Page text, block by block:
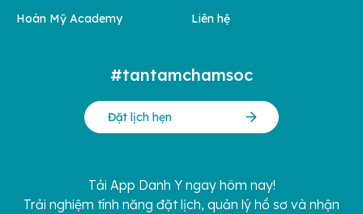
Hoàn Mỹ Academy Liên hệ
#tantamchamsoc
Đặt lịch hẹn
Tải App Danh Y ngay hôm nay!
Trải nghiệm tính năng đặt lịch, quản lý hồ sơ và nhận